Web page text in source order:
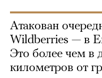
Атакован
Wildberries — в
Это более чем в
километров от